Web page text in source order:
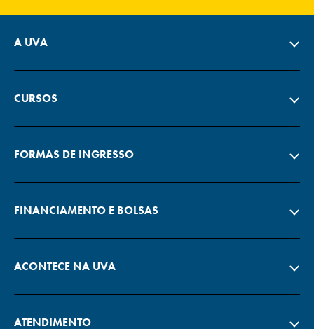
A UVA
CURSOS
FORMAS DE INGRESSO
FINANCIAMENTO E BOLSAS
ACONTECE NA UVA
ATENDIMENTO